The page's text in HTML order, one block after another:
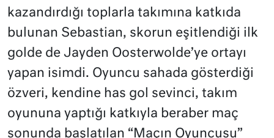
kazandırdığı toplarla takımına katkıda
bulunan Sebastian, skorun eşitlendiği ilk
golde de Jayden Oosterwolde’ye ortayı
yapan isimdi. Oyuncu sahada gösterdiği
özveri, kendine has gol sevinci, takım
oyununa yaptığı katkıyla beraber maç
sonunda başlatılan “Maçın Oyuncusu”